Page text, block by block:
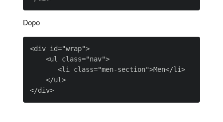
Dopo
<div id="wrap">
<ul class="nav">
<li class="men-section">Men</li>
</ul>